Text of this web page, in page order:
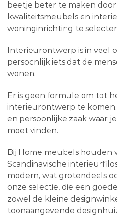
beetje beter te maken door
kwaliteitsmeubels en
woninginrichting te
Interieurontwerp is in veel
persoonlijk iets dat de
wonen.
Er is geen formule om tot
interieurontwerp te komen.
en persoonlijke zaak waar
moet vinden.
Bij Home meubels houden
Scandinavische
modern, wat grotendeels
onze selectie, die een
zowel de kleine
toonaangevende